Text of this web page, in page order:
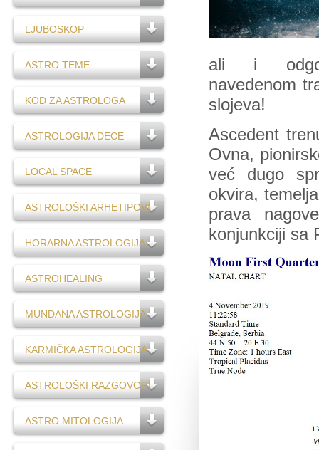
LJUBOSKOP
ASTRO TEME
KOD ZA ASTROLOGA
ASTROLOGIJA DECE
LOCAL SPACE
ASTROLOŠKI ARHETIPOVI
HORARNA ASTROLOGIJA
ASTROHEALING
MUNDANA ASTROLOGIJA
KARMIČKA ASTROLOGIJA
ASTROLOŠKI RAZGOVORI
ASTRO MITOLOGIJA
ali i
navedenom
slojeva!
Ascedent
Ovna,
već dugo
okvira,
prava
konjunkciji sa